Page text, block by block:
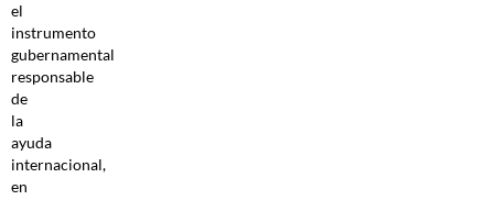
el
instrumento
gubernamental
responsable
de
la
ayuda
internacional,
en